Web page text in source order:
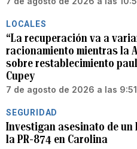
LOCALES
“La recuperación va a
racionamiento mientras la
sobre restablecimiento
Cupey
7 de agosto de 2026 a las
SEGURIDAD
Investigan asesinato de un
la PR-874 en Carolina